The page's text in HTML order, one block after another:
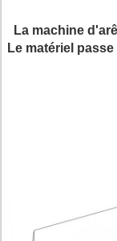
La machine
Le matériel